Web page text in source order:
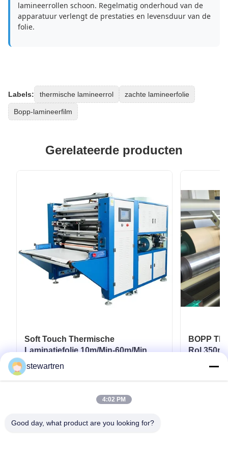
lamineerrollen schoon. Regelmatig onderhoud van de
apparatuur verlengt de prestaties en levensduur van de
folie.
Labels: thermische lamineerrol zachte lamineerfolie
Bopp-lamineerfilm
Gerelateerde producten
Soft Touch Thermische
Laminatiefolie 10m/Min-60m/Min
voor Flexibele Verpakkingen
BOPP
Rol
Karton
stewartren
4:02 PM
Good day, what product are you looking for?